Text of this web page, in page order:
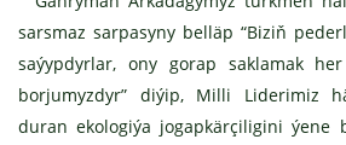
sarsmaz sarpasyny belläp “Biziň
saýypdyrlar, ony gorap saklamak
borjumyzdyr” diýip, Milli Liderimiz
duran ekologiýa jogapkärçiligini ýene